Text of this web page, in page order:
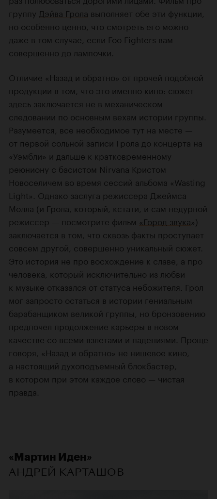
группу Дэйва Грола выполняет обе эти функции,
но особенно ценно, что смотреть его можно
даже в том случае, если Foo Fighters вам
совершенно до лампочки.
Отличие «Назад и обратно» от прочей подобной
продукции в том, что это именно кино: сюжет
здесь заключается не в механическом
следовании по основным вехам истории группы.
Разумеется, все необходимое тут на месте —
от первой сольной записи Грола до концерта на
«Уэмбли» и дальше к кратковременному
реюниону с басистом Nirvana Кристом
Новоселичем во время сессий альбома «Wasting
Light». Однако заслуга режиссера Джеймса
Молла (и Грола, который, кстати, и сам недурной
режиссер — посмотрите фильм «Город звука»)
заключается в том, что сквозь факты проступает
совсем другой, совершенно уникальный сюжет.
Это история не про восхождение к славе, а про
человека, который исключительно из любви
к музыке отказался от статуса небожителя. Грол
мог запросто остаться в истории гениальным
барабанщиком великой группы, но бронзовению
предпочел продолжение карьеры в новом
качестве со всеми взлетами и падениями. Проще
говоря, «Назад и обратно» не нишевое кино,
а настоящий духоподъемный блокбастер,
в котором при этом каждое слово — чистая
правда.
«Мартин Иден»
АНДРЕЙ КАРТАШОВ